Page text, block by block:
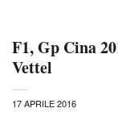
F1, Gp Cina
Vettel
17 APRILE 2016